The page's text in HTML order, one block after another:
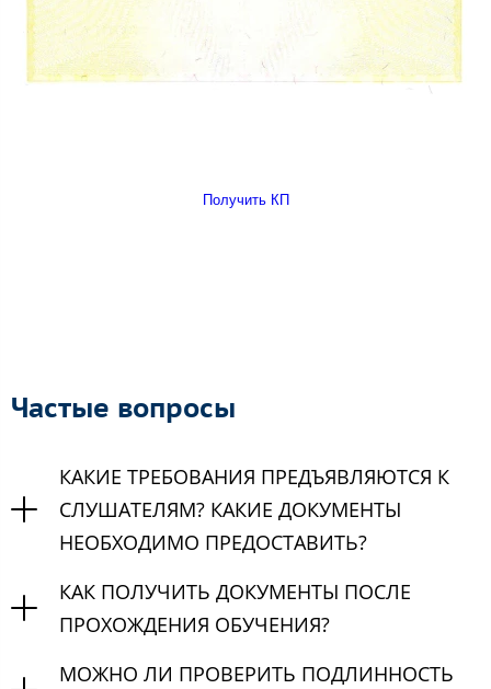
Получить КП
Частые вопросы
КАКИЕ ТРЕБОВАНИЯ ПРЕДЪЯВЛЯЮТСЯ К
СЛУШАТЕЛЯМ? КАКИЕ ДОКУМЕНТЫ
НЕОБХОДИМО ПРЕДОСТАВИТЬ?
КАК ПОЛУЧИТЬ ДОКУМЕНТЫ ПОСЛЕ
ПРОХОЖДЕНИЯ ОБУЧЕНИЯ?
МОЖНО ЛИ ПРОВЕРИТЬ ПОДЛИННОСТЬ